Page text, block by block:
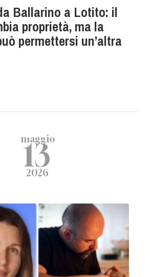
Ballarino a Lotito: il
proprietà, ma la
permettersi un’altra
maggio
13
2026